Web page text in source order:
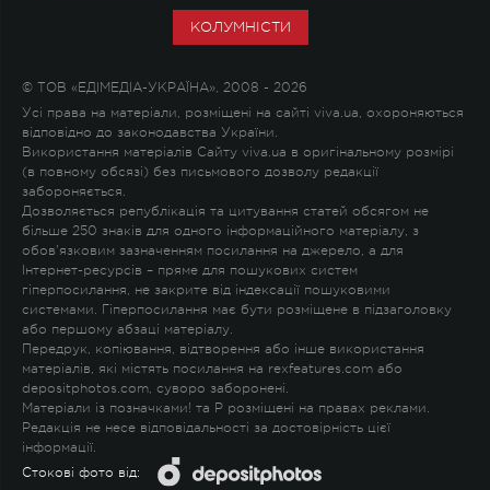
КОЛУМНІСТИ
© ТОВ «ЕДІМЕДІА-УКРАЇНА», 2008 - 2026
Усі права на матеріали, розміщені на сайті viva.ua, охороняються
відповідно до законодавства України.
Використання матеріалів Сайту viva.ua в оригінальному розмірі
(в повному обсязі) без письмового дозволу редакції
забороняється.
Дозволяється републікація та цитування статей обсягом не
більше 250 знаків для одного інформаційного матеріалу, з
обов'язковим зазначенням посилання на джерело, а для
Інтернет-ресурсів – пряме для пошукових систем
гіперпосилання, не закрите від індексації пошуковими
системами. Гіперпосилання має бути розміщене в підзаголовку
або першому абзаці матеріалу.
Передрук, копіювання, відтворення або інше використання
матеріалів, які містять посилання на rexfeatures.com або
depositphotos.com, суворо заборонені.
Матеріали із позначками! та P розміщені на правах реклами.
Редакція не несе відповідальності за достовірність цієї
інформації.
Стокові фото від: